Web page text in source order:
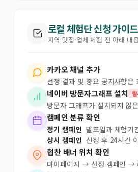
로컬 체험단 신청 가이드
지역 맛집·업체 체험 전 아래 내
카카오 채널 추가
선정 결과 및 중요 공지사항
네이버 방문자그래프 설치
방문자 그래프가 설치되지 않
캠페인 분류 확인
정기 캠페인 발표일과 체험기
상시 캠페인 신청 후 24시간
협찬 배너 위치 확인
마이페이지 → 선정 캠페인 →